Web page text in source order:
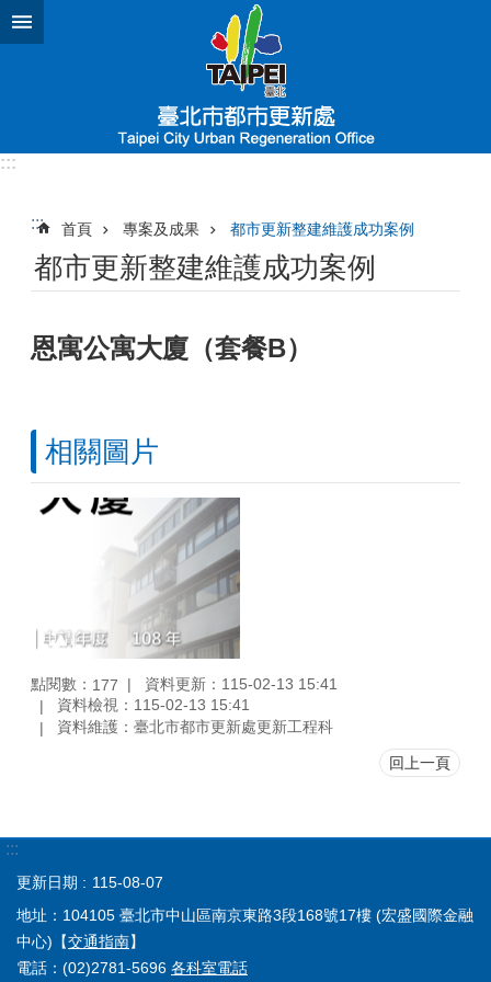
跳到主要內容區塊
:::
::: 首頁 專案及成果 都市更新整建維護成功案例
都市更新整建維護成功案例
恩寓公寓大廈（套餐B）
相關圖片
點閱數： 177
資料更新：115-02-13 15:41
資料檢視：115-02-13 15:41
資料維護：臺北市都市更新處更新工程科
回上一頁
:::
更新日期
115-08-07
地址：104105 臺北市中山區南京東路3段168號17樓 (宏盛國際金融
中心)【交通指南】
電話：(02)2781-5696 各科室電話